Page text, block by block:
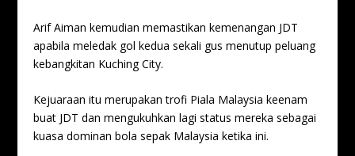
Arif Aiman kemudian memastikan kemenangan JDT
apabila meledak gol kedua sekali gus menutup peluang
kebangkitan Kuching City.
Kejuaraan itu merupakan trofi Piala Malaysia keenam
buat JDT dan mengukuhkan lagi status mereka sebagai
kuasa dominan bola sepak Malaysia ketika ini.